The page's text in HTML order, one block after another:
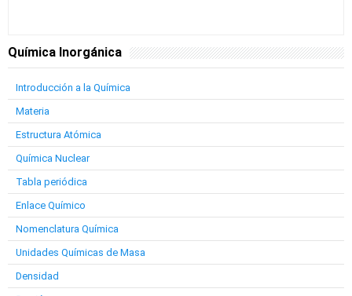
Química Inorgánica
Introducción a la Química
Materia
Estructura Atómica
Química Nuclear
Tabla periódica
Enlace Químico
Nomenclatura Química
Unidades Químicas de Masa
Densidad